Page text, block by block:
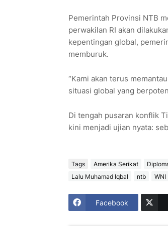
Pemerintah Provinsi NTB
perwakilan RI akan
kepentingan global,
memburuk.
“Kami akan terus
situasi global yang
Di tengah pusaran konflik
kini menjadi ujian nyata:
Tags Amerika Serikat
Lalu Muhamad Iqbal
ntb WNI
Facebook